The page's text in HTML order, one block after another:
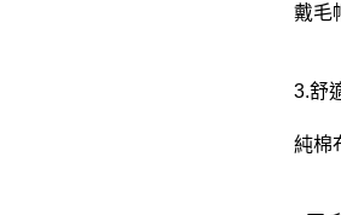
戴毛
3.舒
純棉